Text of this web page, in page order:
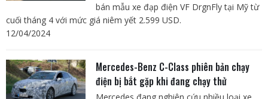
bán mẫu xe đạp điện VF DrgnFly tại Mỹ từ
cuối tháng 4 với mức giá niêm yết 2.599 USD.
12/04/2024
Mercedes-Benz C-Class phiên bản chạy
điện bị bắt gặp khi đang chạy thử